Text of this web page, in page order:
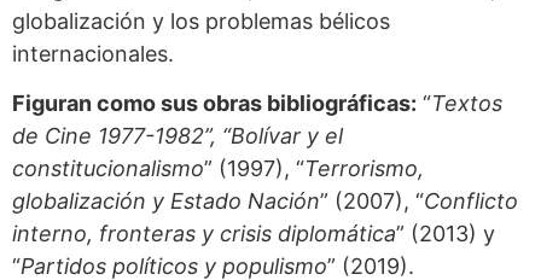
globalización y los problemas bélicos
internacionales.
Figuran como sus obras bibliográficas: “Textos
de Cine 1977-1982”, “Bolívar y el
constitucionalismo” (1997), “Terrorismo,
globalización y Estado Nación” (2007), “Conflicto
interno, fronteras y crisis diplomática” (2013) y
“Partidos políticos y populismo” (2019).